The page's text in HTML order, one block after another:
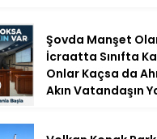
Şovda Manşet
İcraatta Sınıfta
Onlar Kaçsa da
Akın Vatandaşın